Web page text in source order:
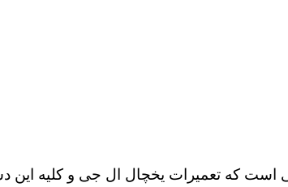
است که تعمیرات یخچال ال جی و کلیه